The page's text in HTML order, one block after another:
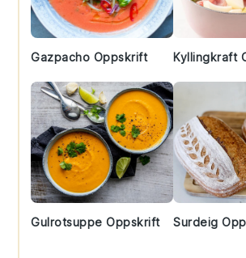
Gazpacho Oppskrift Kyllingkraft
Gulrotsuppe Oppskrift Surdeig